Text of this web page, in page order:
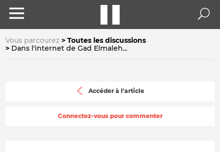
Vous parcourez
Toutes les discussions
Dans l'internet de Gad Elmaleh...
Accéder à l'article
Connectez-vous pour commenter